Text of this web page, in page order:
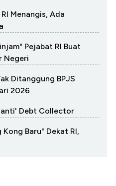
Menangis, Ada
Pejabat RI Buat
Negeri
Ditanggung BPJS
2026
Debt Collector
Baru" Dekat RI,